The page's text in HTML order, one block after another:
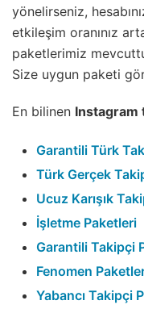
yönelirseniz,
etkileşim oranınız
paketlerimiz
Size uygun paketi
En bilinen Instagram
Garantili Türk
Türk Gerçek
Ucuz Karışık
İşletme Paketleri
Garantili Takipçi
Fenomen
Yabancı Takipçi